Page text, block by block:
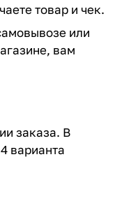
товар и чек.
или
вам
заказа. В
варианта